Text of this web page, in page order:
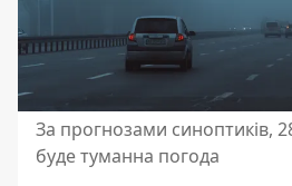
За прогнозами синоптиків,
буде туманна погода